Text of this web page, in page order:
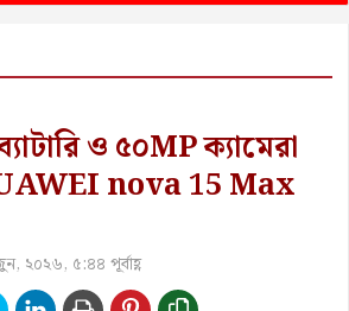
ও ৫০MP ক্যামেরা
nova 15 Max
২০২৬, ৫:৪৪ পূর্বাহ্ণ